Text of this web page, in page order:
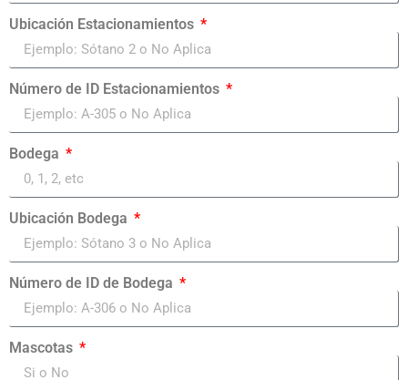
Ubicación Estacionamientos
Número de ID Estacionamientos
Bodega
Ubicación Bodega
Número de ID de Bodega
Mascotas